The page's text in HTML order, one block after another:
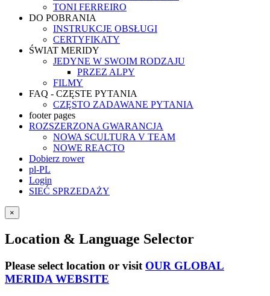
TONI FERREIRO
DO POBRANIA
INSTRUKCJE OBSŁUGI
CERTYFIKATY
ŚWIAT MERIDY
JEDYNE W SWOIM RODZAJU
PRZEZ ALPY
FILMY
FAQ - CZĘSTE PYTANIA
CZĘSTO ZADAWANE PYTANIA
footer pages
ROZSZERZONA GWARANCJA
NOWA SCULTURA V TEAM
NOWE REACTO
Dobierz rower
pl-PL
Login
SIEĆ SPRZEDAŻY
×
Location & Language Selector
Please select location or visit OUR GLOBAL
MERIDA WEBSITE